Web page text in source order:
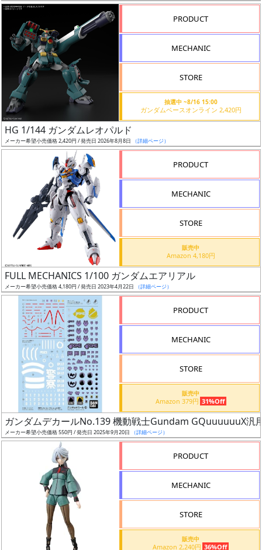
シ
リ
ー
ズ・
況
売
抽
選
PRODUCT
MECHANIC
STORE
抽選中 ~8/16 15:00
ガンダムベースオンライン 2,420円
HG 1/144 ガンダムレオパルド
メーカー希望小売価格 2,420円 / 発売日 2026年8月8日 （詳細ページ）
PRODUCT
MECHANIC
STORE
販売中
Amazon 4,180円
FULL MECHANICS 1/100 ガンダムエアリアル
メーカー希望小売価格 4,180円 / 発売日 2023年4月22日 （詳細ページ）
PRODUCT
MECHANIC
STORE
販売中
Amazon 379円 31%Off
ガンダムデカールNo.139 機動戦士Gundam GQuuuuuuX汎
メーカー希望小売価格 550円 / 発売日 2025年9月20日 （詳細ページ）
PRODUCT
MECHANIC
STORE
販売中
Amazon 2,240円 36%Off